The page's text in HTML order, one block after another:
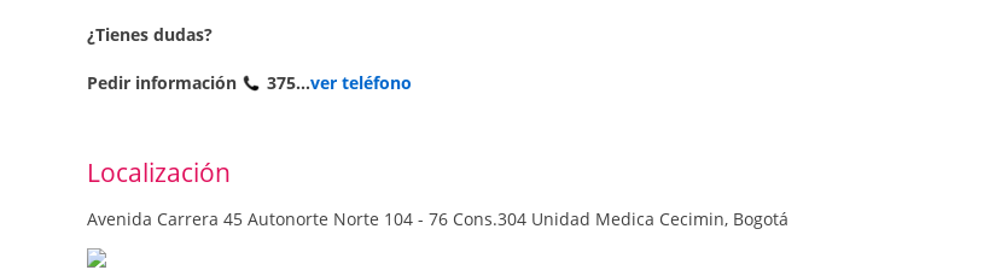
¿Tienes dudas?
Pedir información 375...ver teléfono
Localización
Avenida Carrera 45 Autonorte Norte 104 - 76 Cons.304 Unidad Medica Cecimin, Bogotá